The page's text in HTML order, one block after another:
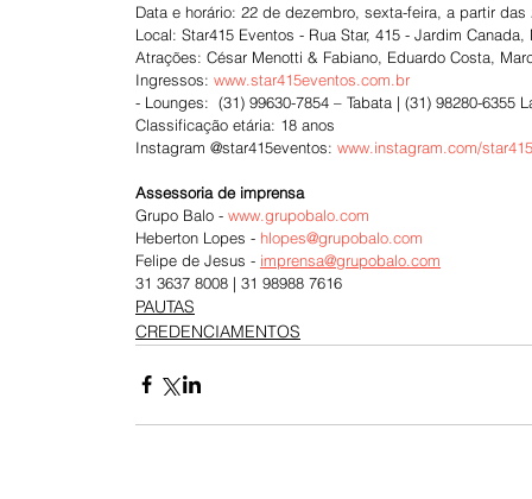
Data e horário: 22 de dezembro, sexta-feira, a partir das
Local: Star415 Eventos - Rua Star, 415 - Jardim Canada,
Atrações: César Menotti & Fabiano, Eduardo Costa,
Ingressos: www.star415eventos.com.br
- Lounges:  (31) 99630-7854 – Tabata | (31) 98280-6355
Classificação etária: 18 anos
Instagram @star415eventos: www.instagram.com/
Assessoria de imprensa
Grupo Balo - www.grupobalo.com
Heberton Lopes - hlopes@grupobalo.com
Felipe de Jesus - imprensa@grupobalo.com
31 3637 8008 | 31 98988 7616
PAUTAS
CREDENCIAMENTOS